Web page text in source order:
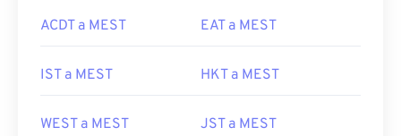
ACDT a MEST EAT a MEST
IST a MEST HKT a MEST
WEST a MEST JST a MEST